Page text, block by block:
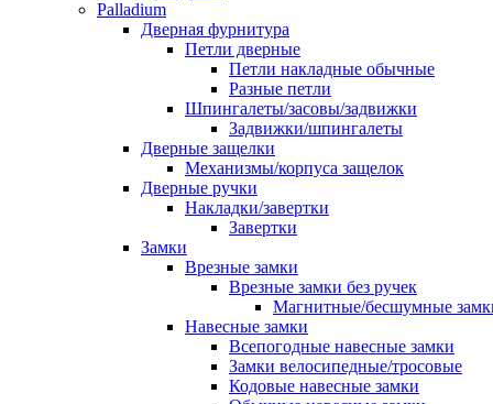
Palladium
Дверная фурнитура
Петли дверные
Петли накладные обычные
Разные петли
Шпингалеты/засовы/задвижки
Задвижки/шпингалеты
Дверные защелки
Механизмы/корпуса защелок
Дверные ручки
Накладки/завертки
Завертки
Замки
Врезные замки
Врезные замки без ручек
Магнитные/бесшумные
Навесные замки
Всепогодные навесные замки
Замки велосипедные/тросовые
Кодовые навесные замки